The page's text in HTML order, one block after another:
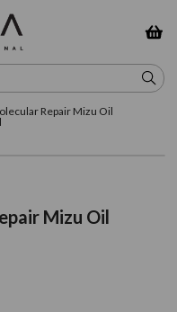
Repair Mizu Oil
Mizu Oil